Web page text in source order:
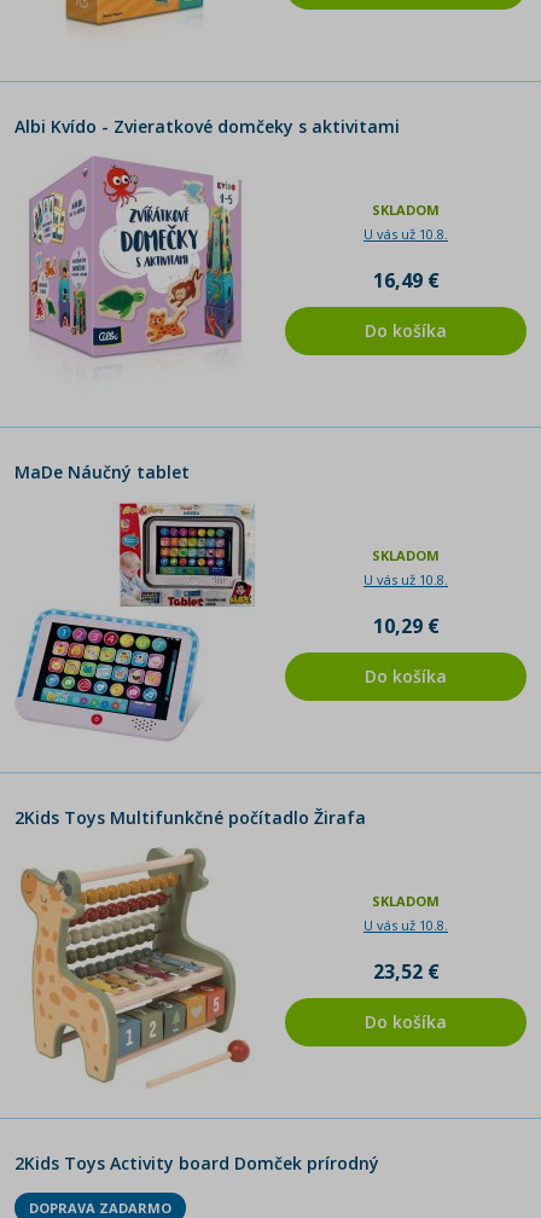
Albi Kvído - Zvieratkové domčeky s aktivitami
SKLADOM
U vás už 10.8.
16,49 €
Do košíka
MaDe Náučný tablet
SKLADOM
U vás už 10.8.
10,29 €
Do košíka
2Kids Toys Multifunkčné počítadlo Žirafa
SKLADOM
U vás už 10.8.
23,52 €
Do košíka
2Kids Toys Activity board Domček prírodný
DOPRAVA ZADARMO